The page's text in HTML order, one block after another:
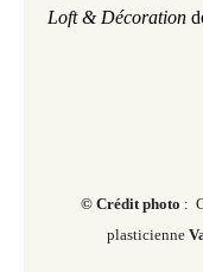
Loft & Décoration
© Crédit photo :
plasticienne